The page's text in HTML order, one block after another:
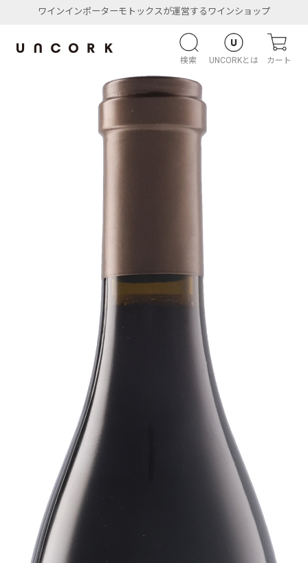
ワインインポーターモトックスが運営するワインショップ
検索 UNCORKとは カート